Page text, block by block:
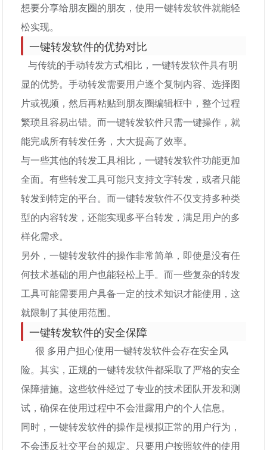
想要分享给朋友圈的朋友，使用一键转发软件就能轻
松实现。
一键转发软件的优势对比
与传统的手动转发方式相比，一键转发软件具有明
显的优势。手动转发需要用户逐个复制内容、选择图
片或视频，然后再粘贴到朋友圈编辑框中，整个过程
繁琐且容易出错。而一键转发软件只需一键操作，就
能完成所有转发任务，大大提高了效率。
与一些其他的转发工具相比，一键转发软件功能更加
全面。有些转发工具可能只支持文字转发，或者只能
转发到特定的平台。而一键转发软件不仅支持多种类
型的内容转发，还能实现多平台转发，满足用户的多
样化需求。
另外，一键转发软件的操作非常简单，即使是没有任
何技术基础的用户也能轻松上手。而一些复杂的转发
工具可能需要用户具备一定的技术知识才能使用，这
就限制了其使用范围。
一键转发软件的安全保障
很 多用户担心使用一键转发软件会存在安全风
险。其实，正规的一键转发软件都采取了严格的安全
保障措施。这些软件经过了专业的技术团队开发和测
试，确保在使用过程中不会泄露用户的个人信息。
同时，一键转发软件的操作是模拟正常的用户行为，
不会违反社交平台的规定。只要用户按照软件的使用